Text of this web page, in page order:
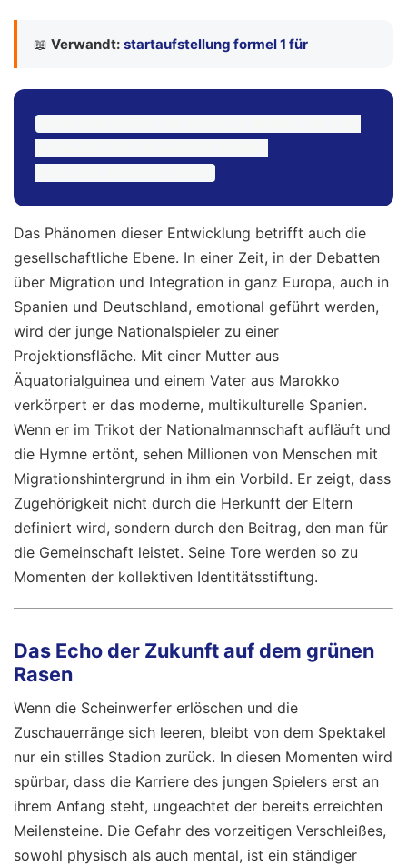
📖 Verwandt: startaufstellung formel 1 für
Das Phänomen dieser Entwicklung betrifft auch die
gesellschaftliche Ebene. In einer Zeit, in der Debatten
über Migration und Integration in ganz Europa, auch in
Spanien und Deutschland, emotional geführt werden,
wird der junge Nationalspieler zu einer
Projektionsfläche. Mit einer Mutter aus
Äquatorialguinea und einem Vater aus Marokko
verkörpert er das moderne, multikulturelle Spanien.
Wenn er im Trikot der Nationalmannschaft aufläuft und
die Hymne ertönt, sehen Millionen von Menschen mit
Migrationshintergrund in ihm ein Vorbild. Er zeigt, dass
Zugehörigkeit nicht durch die Herkunft der Eltern
definiert wird, sondern durch den Beitrag, den man für
die Gemeinschaft leistet. Seine Tore werden so zu
Momenten der kollektiven Identitätsstiftung.
Das Echo der Zukunft auf dem grünen
Rasen
Wenn die Scheinwerfer erlöschen und die
Zuschauerränge sich leeren, bleibt von dem Spektakel
nur ein stilles Stadion zurück. In diesen Momenten wird
spürbar, dass die Karriere des jungen Spielers erst an
ihrem Anfang steht, ungeachtet der bereits erreichten
Meilensteine. Die Gefahr des vorzeitigen Verschleißes,
sowohl physisch als auch mental, ist ein ständiger